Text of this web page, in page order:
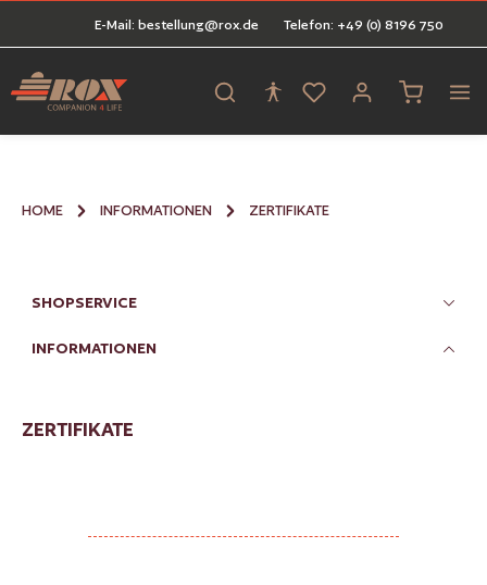
springenE-Mail: bestellung@rox.de Telefon: +49 (0) 8196 750
HOME INFORMATIONEN ZERTIFIKATE
SHOPSERVICE
INFORMATIONEN
ZERTIFIKATE